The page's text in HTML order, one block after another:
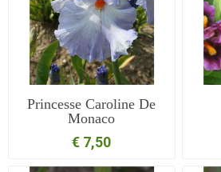
Princesse Caroline De
Monaco
€ 7,50